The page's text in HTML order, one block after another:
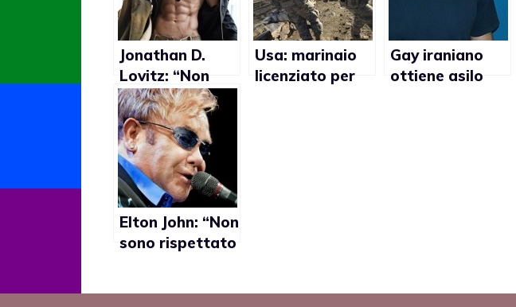
Jonathan D.
Lovitz: “Non
sono
considerato
giurato
imparziale
poichè gay”
Usa: marinaio
licenziato per
Gay iraniano
ottiene asilo
Elton John: “Non
sono rispettato